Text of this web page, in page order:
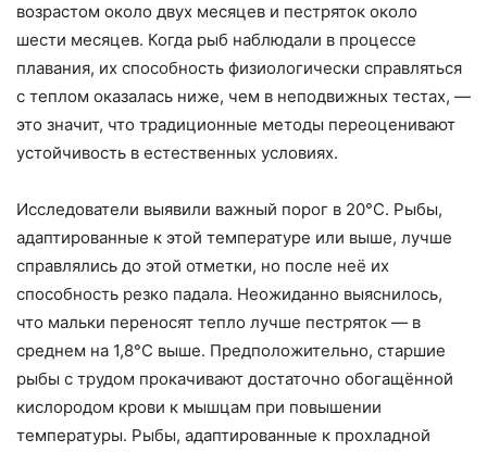
возрастом около двух месяцев и пестряток около
шести месяцев. Когда рыб наблюдали в процессе
плавания, их способность физиологически справляться
с теплом оказалась ниже, чем в неподвижных тестах, —
это значит, что традиционные методы переоценивают
устойчивость в естественных условиях.
Исследователи выявили важный порог в 20°C. Рыбы,
адаптированные к этой температуре или выше, лучше
справлялись до этой отметки, но после неё их
способность резко падала. Неожиданно выяснилось,
что мальки переносят тепло лучше пестряток — в
среднем на 1,8°C выше. Предположительно, старшие
рыбы с трудом прокачивают достаточно обогащённой
кислородом крови к мышцам при повышении
температуры. Рыбы, адаптированные к прохладной